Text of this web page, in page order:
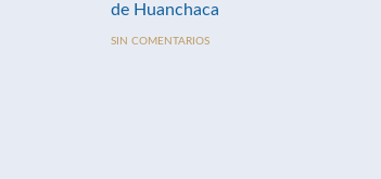
de Huanchaca
SIN COMENTARIOS